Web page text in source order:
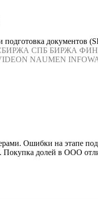
документов
СПБ БИРЖА
NAUMEN
Ошибки на этапе
долей в ООО